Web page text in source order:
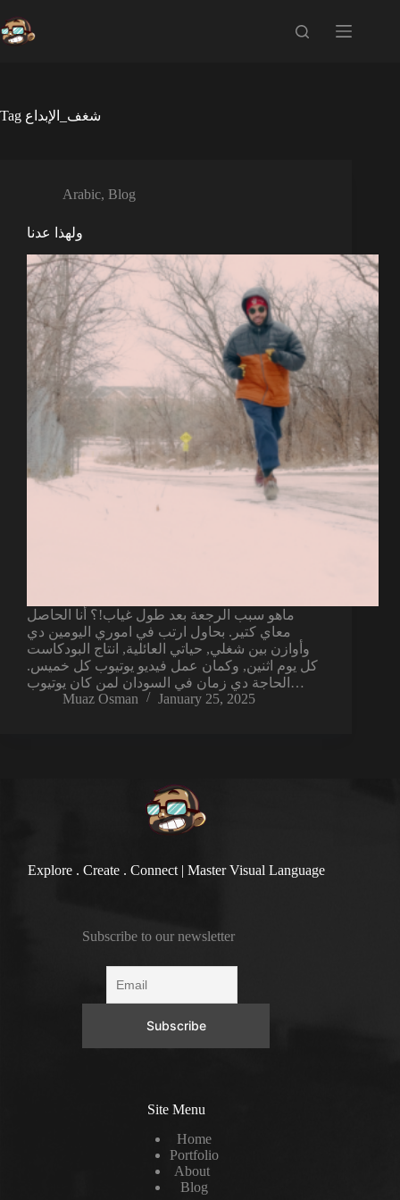
to
content
Tag شغف_الإبداع
Arabic, Blog
ولهذا عدنا
ماهو سبب الرجعة بعد طول غياب!؟ أنا الحاصل
معاي كتير. بحاول ارتب في اموري اليومين دي
وأوازن بين شغلي, حياتي العائلية, انتاج البودكاست
كل يوم اثنين, وكمان عمل فيديو يوتيوب كل خميس.
الحاجة دي زمان في السودان لمن كان يوتيوب…
Muaz Osman
January 25, 2025
Explore . Create . Connect | Master Visual Language
Subscribe to our newsletter
Site Menu
Home
Portfolio
About
Blog